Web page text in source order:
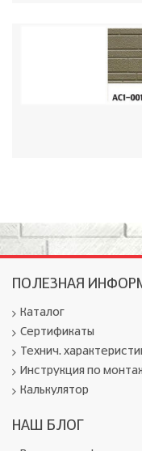
ПОЛЕЗНАЯ
Каталог
Сертификаты
Технич.
Инструкция по
Калькулятор
НАШ БЛОГ